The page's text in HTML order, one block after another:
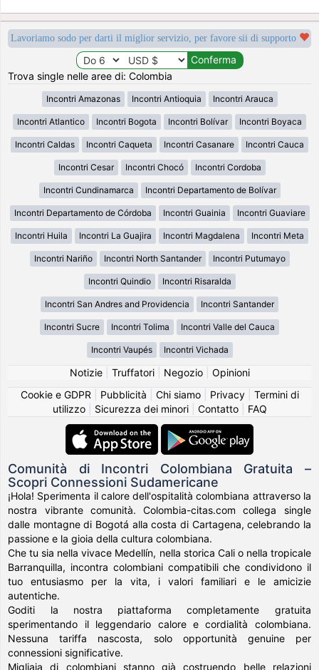
Lavoriamo sodo per darti il miglior servizio, per favore sii di supporto
Trova single nelle aree di: Colombia
Incontri Amazonas Incontri Antioquia Incontri Arauca
Incontri Atlantico Incontri Bogota Incontri Bolívar Incontri Boyaca
Incontri Caldas Incontri Caqueta Incontri Casanare Incontri Cauca
Incontri Cesar Incontri Chocó Incontri Cordoba
Incontri Cundinamarca Incontri Departamento de Bolívar
Incontri Departamento de Córdoba Incontri Guainia Incontri Guaviare
Incontri Huila Incontri La Guajira Incontri Magdalena Incontri Meta
Incontri Nariño Incontri North Santander Incontri Putumayo
Incontri Quindio Incontri Risaralda
Incontri San Andres and Providencia Incontri Santander
Incontri Sucre Incontri Tolima Incontri Valle del Cauca
Incontri Vaupés Incontri Vichada
Notizie| Truffatori| Negozio| Opinioni
Cookie e GDPR
Pubblicità Chi siamo| Privacy| Termini di
utilizzo| Sicurezza dei minori| Contatto| FAQ
Comunità di Incontri Colombiana Gratuita –
Scopri Connessioni Sudamericane
¡Hola! Sperimenta il calore dell'ospitalità colombiana attraverso la
nostra vibrante comunità. Colombia-citas.com collega single
dalle montagne di Bogotá alla costa di Cartagena, celebrando la
passione e la gioia della cultura colombiana.
Che tu sia nella vivace Medellín, nella storica Cali o nella tropicale
Barranquilla, incontra colombiani compatibili che condividono il
tuo entusiasmo per la vita, i valori familiari e le amicizie
autentiche.
Goditi la nostra piattaforma completamente gratuita
sperimentando il leggendario calore e cordialità colombiana.
Nessuna tariffa nascosta, solo opportunità genuine per
connessioni significative.
Migliaia di colombiani stanno già costruendo belle relazioni